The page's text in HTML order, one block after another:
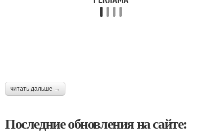
читать дальше →
Последние обновления на сайте: